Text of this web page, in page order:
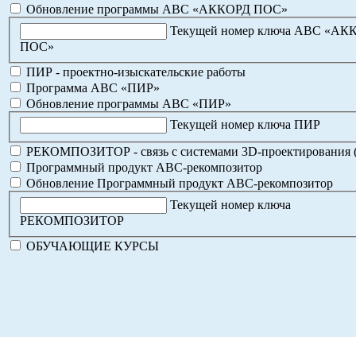
Обновление программы АВС «АККОРД ПОС»
Текущей номер ключа АВС
ПОС»
ПИР - проектно-изыскательские работы
Программа АВС «ПИР»
Обновление программы АВС «ПИР»
Текущей номер ключа ПИР
РЕКОМПОЗИТОР - связь с системами 3D-проектирования
Программный продукт АВС-рекомпозитор
Обновление Программный продукт АВС-рекомпозитор
Текущей номер ключа
РЕКОМПОЗИТОР
ОБУЧАЮЩИЕ КУРСЫ